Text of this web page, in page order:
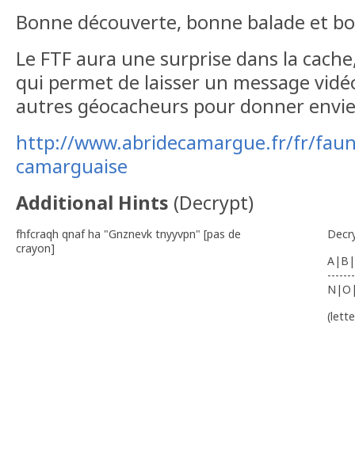
Bonne découverte, bonne balade et
Le FTF aura une surprise dans la
qui permet de laisser un message
autres géocacheurs pour donner
http://www.abridecamargue.fr/fr/
camarguaise
Additional Hints (Decrypt)
fhfcraqh qnaf ha "Gnznevk tnyyvpn" [pas de
crayon]